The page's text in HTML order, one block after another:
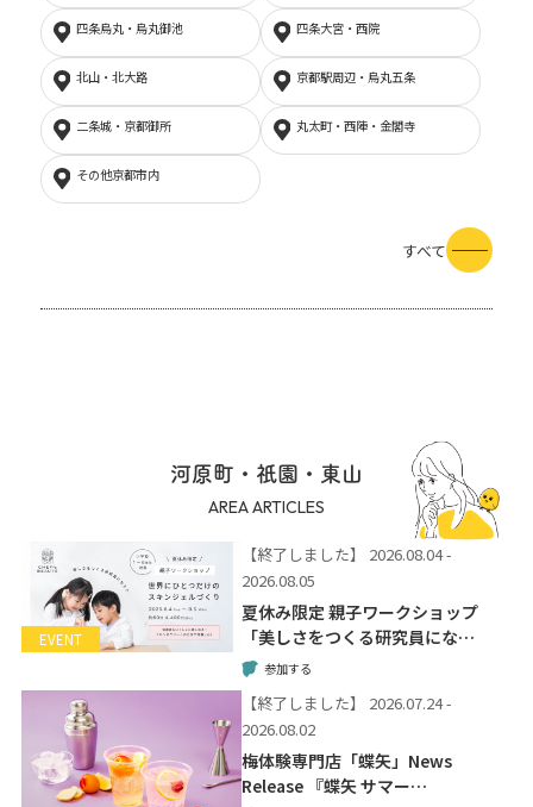
四条烏丸・烏丸御池 四条大宮・西院
北山・北大路 京都駅周辺・烏丸五条
二条城・京都御所 丸太町・西陣・金閣寺
その他京都市内
すべて
河原町・祇園・東山
AREA ARTICLES
EVENT
【終了しました】
2026.08.04 -
2026.08.05
夏休み限定 親子ワークショップ
「美しさをつくる研究員にな…
参加する
【終了しました】
2026.07.24 -
2026.08.02
梅体験専門店「蝶矢」News
Release 『蝶矢 サマー…